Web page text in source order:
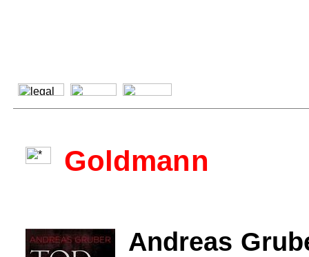
Goldmann
Andreas